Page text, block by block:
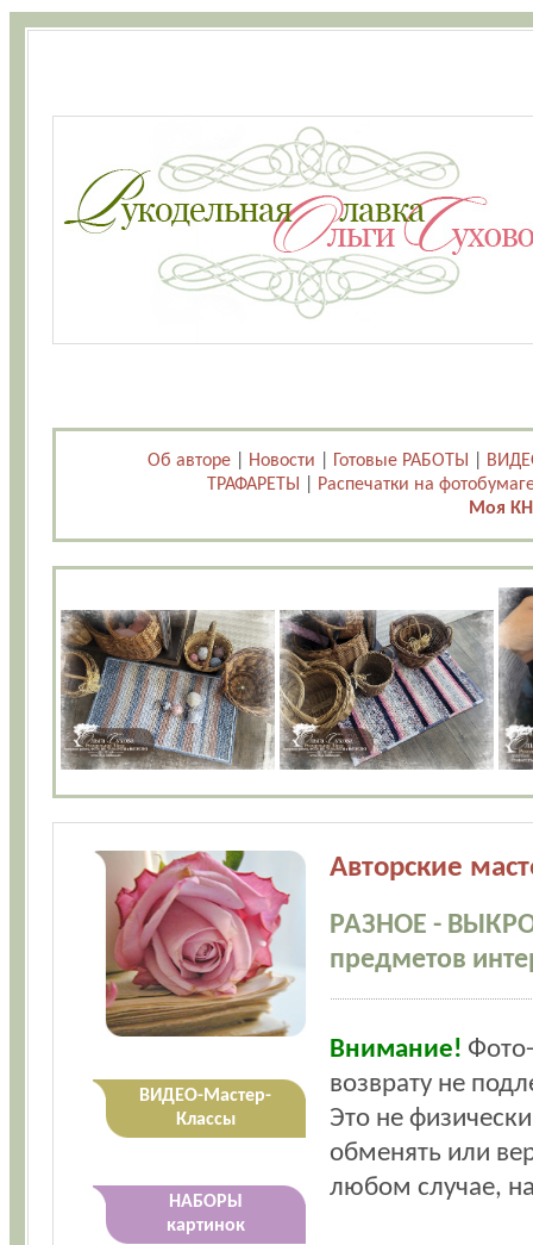
Об авторе Новости Готовые РАБОТЫ
ТРАФАРЕТЫ
Распечатки на
Моя
ВИДЕО-Мастер-
Классы
НАБОРЫ
картинок
Авторские
РАЗНОЕ -
предметов
Внимание!
возврату не
Это не
обменять или
любом случае,